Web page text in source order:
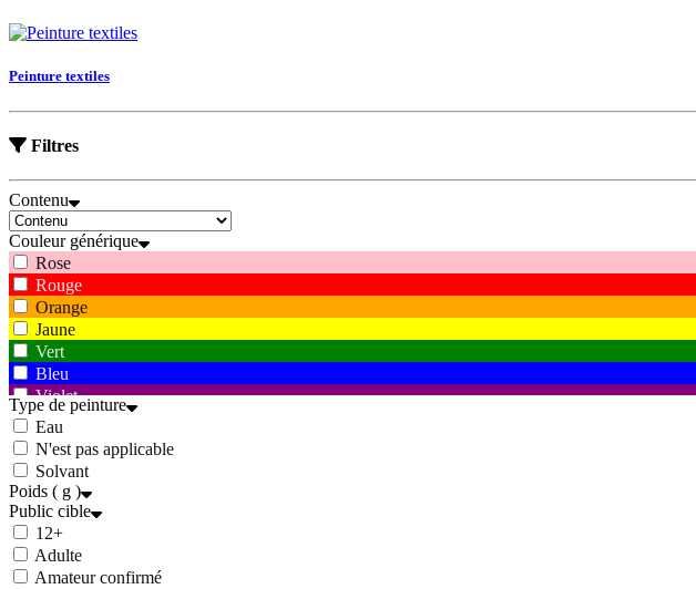
Peinture textiles
Filtres
Contenu
Couleur générique
Rose
Rouge
Orange
Jaune
Vert
Bleu
Violet
Marron
Blanc
Gris
Noir
Type de peinture
Eau
N'est pas applicable
Solvant
Poids ( g )
Public cible
12+
Adulte
Amateur confirmé